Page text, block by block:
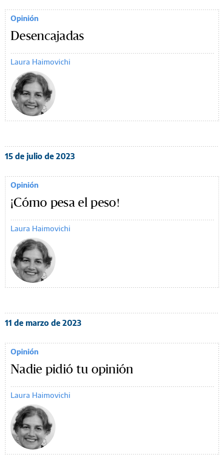
Opinión
Desencajadas
Laura Haimovichi
15 de julio de 2023
Opinión
¡Cómo pesa el peso!
Laura Haimovichi
11 de marzo de 2023
Opinión
Nadie pidió tu opinión
Laura Haimovichi